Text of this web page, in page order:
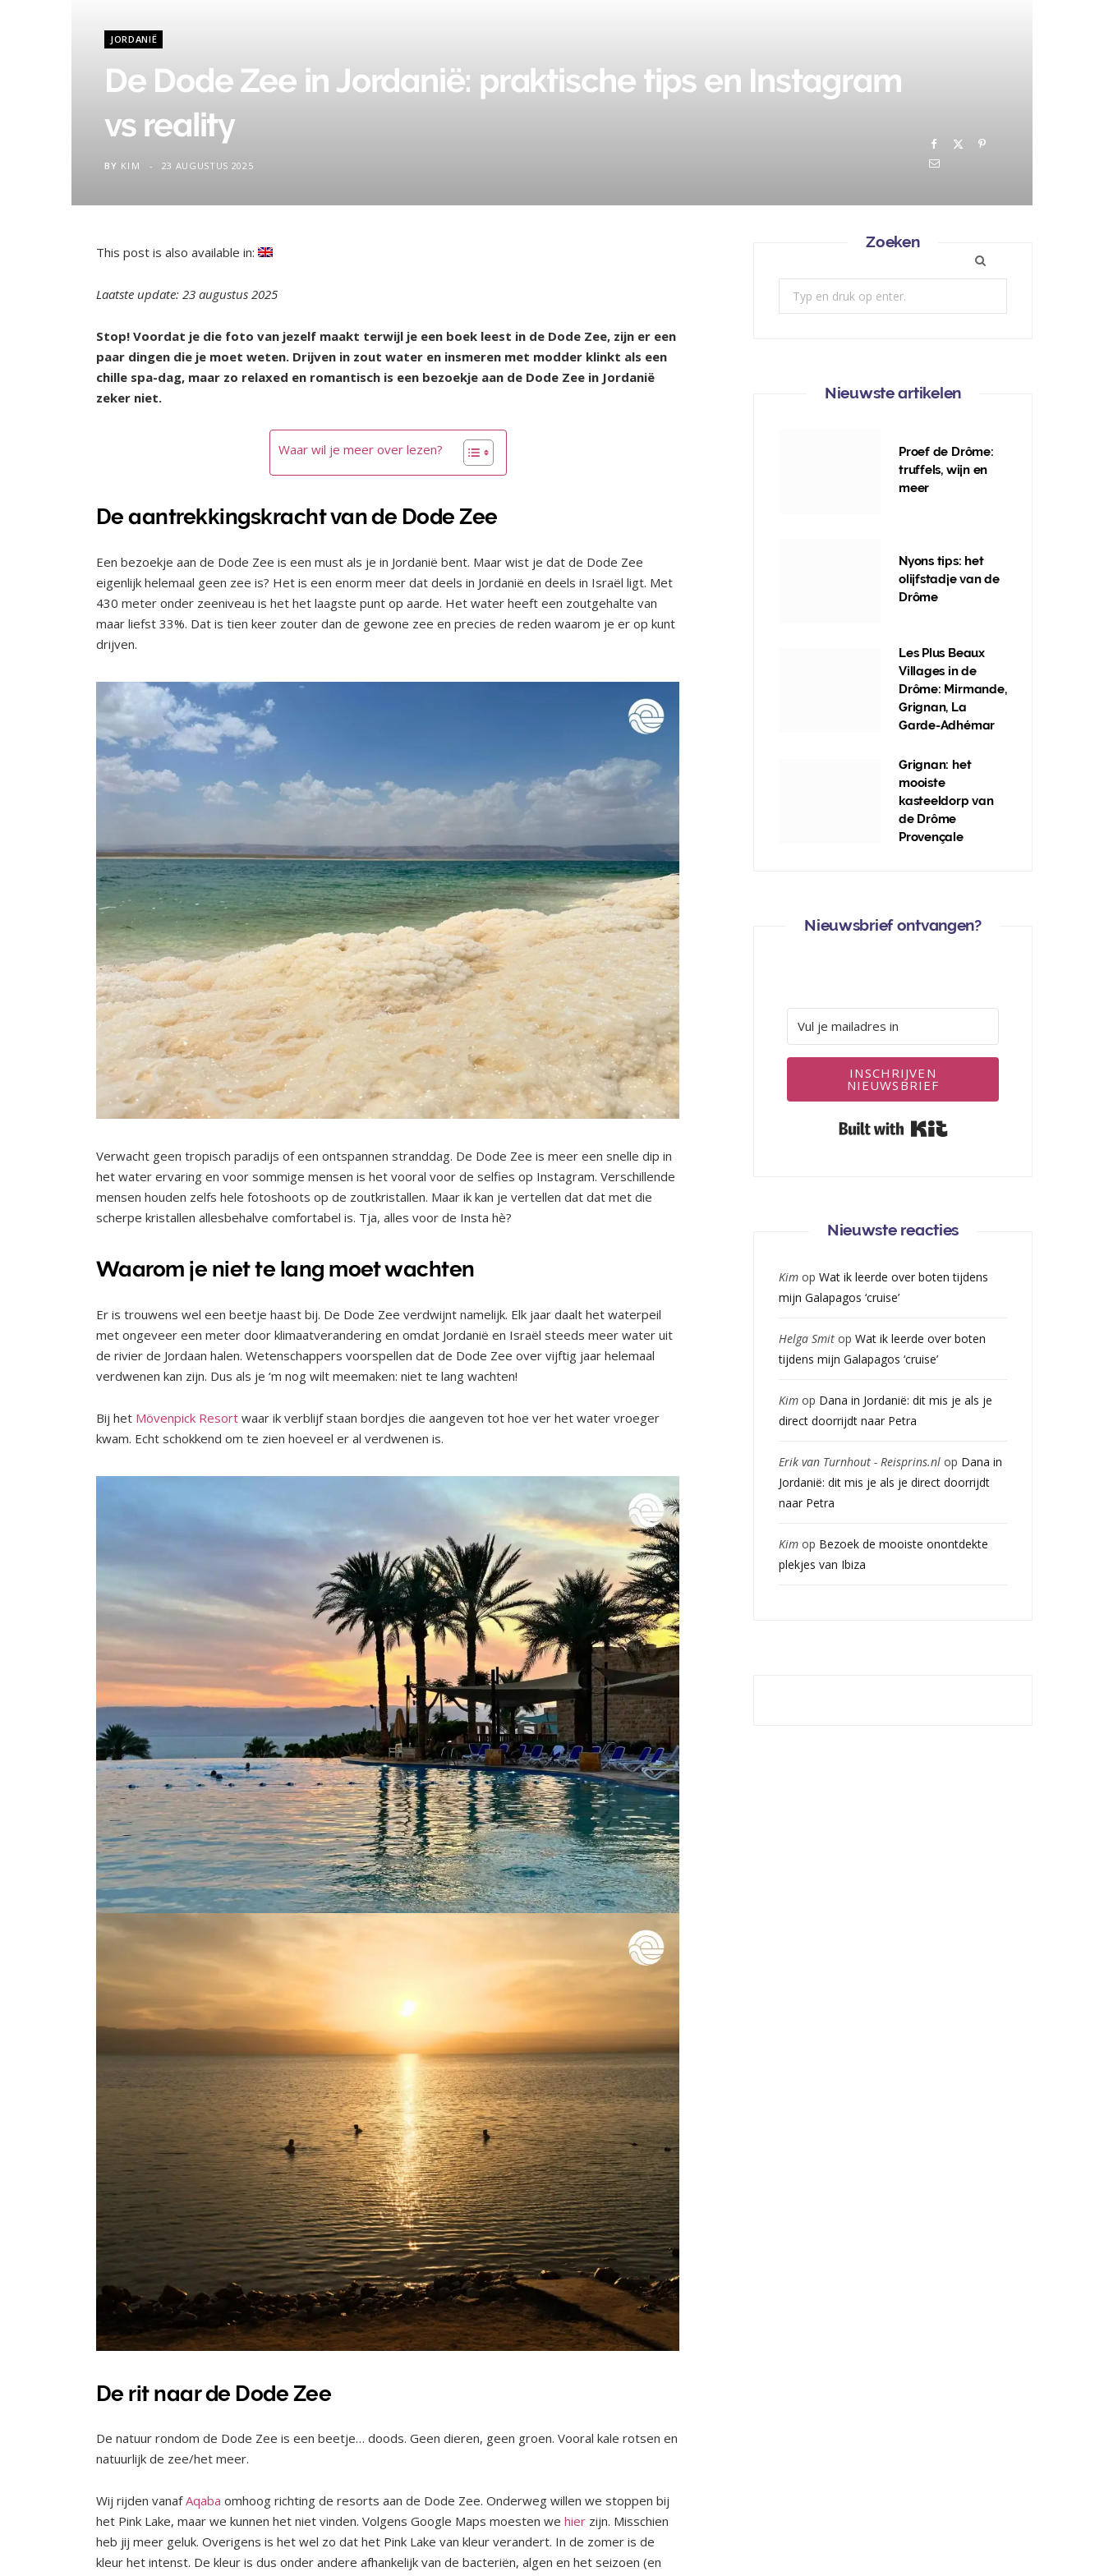
JORDANIË
De Dode Zee in Jordanië: praktische tips en Instagram
vs reality
BY KIM 23 AUGUSTUS 2025
This post is also available in:
Laatste update: 23 augustus 2025
Stop! Voordat je die foto van jezelf maakt terwijl je een boek leest in de Dode Zee, zijn er een
paar dingen die je moet weten. Drijven in zout water en insmeren met modder klinkt als een
chille spa-dag, maar zo relaxed en romantisch is een bezoekje aan de Dode Zee in Jordanië
zeker niet.
Waar wil je meer over lezen?
De aantrekkingskracht van de Dode Zee
Een bezoekje aan de Dode Zee is een must als je in Jordanië bent. Maar wist je dat de Dode Zee
eigenlijk helemaal geen zee is? Het is een enorm meer dat deels in Jordanië en deels in Israël ligt. Met
430 meter onder zeeniveau is het het laagste punt op aarde. Het water heeft een zoutgehalte van
maar liefst 33%. Dat is tien keer zouter dan de gewone zee en precies de reden waarom je er op kunt
drijven.
Verwacht geen tropisch paradijs of een ontspannen stranddag. De Dode Zee is meer een snelle dip in
het water ervaring en voor sommige mensen is het vooral voor de selfies op Instagram. Verschillende
mensen houden zelfs hele fotoshoots op de zoutkristallen. Maar ik kan je vertellen dat dat met die
scherpe kristallen allesbehalve comfortabel is. Tja, alles voor de Insta hè?
Waarom je niet te lang moet wachten
Er is trouwens wel een beetje haast bij. De Dode Zee verdwijnt namelijk. Elk jaar daalt het waterpeil
met ongeveer een meter door klimaatverandering en omdat Jordanië en Israël steeds meer water uit
de rivier de Jordaan halen. Wetenschappers voorspellen dat de Dode Zee over vijftig jaar helemaal
verdwenen kan zijn. Dus als je ‘m nog wilt meemaken: niet te lang wachten!
Bij het Mövenpick Resort waar ik verblijf staan bordjes die aangeven tot hoe ver het water vroeger
kwam. Echt schokkend om te zien hoeveel er al verdwenen is.
De rit naar de Dode Zee
De natuur rondom de Dode Zee is een beetje… doods. Geen dieren, geen groen. Vooral kale rotsen en
natuurlijk de zee/het meer.
Wij rijden vanafAqaba omhoog richting de resorts aan de Dode Zee. Onderweg willen we stoppen bij
het Pink Lake, maar we kunnen het niet vinden. Volgens Google Maps moesten we hierzijn. Misschien
heb jij meer geluk. Overigens is het wel zo dat het Pink Lake van kleur verandert. In de zomer is de
kleur het intenst. De kleur is dus onder andere afhankelijk van de bacteriën, algen en het seizoen (en
Zoeken
Nieuwste artikelen
Proef de Drôme:
truffels, wijn en
meer
Nyons tips: het
olijfstadje van de
Drôme
Les Plus Beaux
Villages in de
Drôme: Mirmande,
Grignan, La
Garde-Adhémar
Grignan: het
mooiste
kasteeldorp van
de Drôme
Provençale
Nieuwsbrief ontvangen?
INSCHRIJVEN
NIEUWSBRIEF
Nieuwste reacties
Kim op Wat ik leerde over boten tijdens
mijn Galapagos ‘cruise’
Helga Smit op Wat ik leerde over boten
tijdens mijn Galapagos ‘cruise’
Kim op Dana in Jordanië: dit mis je als je
direct doorrijdt naar Petra
Erik van Turnhout - Reisprins.nl op Dana in
Jordanië: dit mis je als je direct doorrijdt
naar Petra
Kim op Bezoek de mooiste onontdekte
plekjes van Ibiza